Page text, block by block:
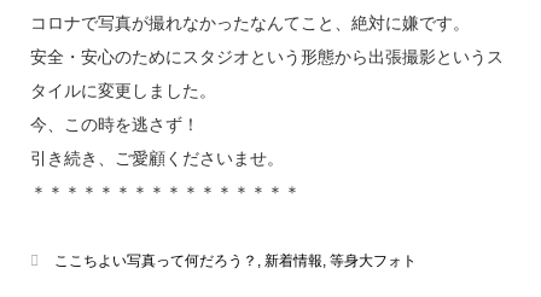
コロナで写真が撮れなかったなんてこと、絶対に嫌です。
安全・安心のためにスタジオという形態から出張撮影というス
タイルに変更しました。
今、この時を逃さず！
引き続き、ご愛顧くださいませ。
＊＊＊＊＊＊＊＊＊＊＊＊＊＊＊＊
ここちよい写真って何だろう？ 新着情報 等身大フォト